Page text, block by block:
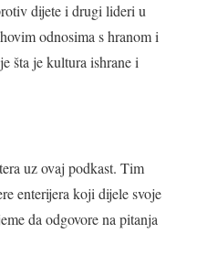
dijete i drugi lideri u
odnosima s hranom i
šta je kultura ishrane i
uz ovaj podkast. Tim
enterijera koji dijele svoje
da odgovore na pitanja